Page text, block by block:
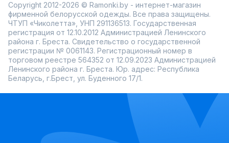
Copyright 2012-2026 © Ramonki.by - интернет-магазин
фирменной белорусской одежды. Все права защищены.
ЧТУП «Чиколетта», УНП 291136513. Государственная
регистрация от 12.10.2012 Администрацией Ленинского
района г. Бреста. Свидетельство о государственной
регистрации № 0061143. Регистрационный номер в
торговом реестре 564352 от 12.09.2023 Администрацией
Ленинского района г. Бреста. Юр. адрес: Республика
Беларусь, г.Брест, ул. Буденного 17/1.